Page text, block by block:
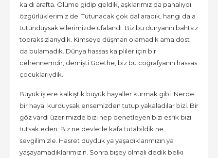
kaldı arafta. Ölüme gidip geldik, aşklarımız da pahalıydı
özgürlüklerimiz de. Tutunacak çok dal aradık, hangi dala
tutunduysak ellerimizde ufalandı. Biz bu dünyanın bahtsız
topraksızlarıydık. Kimseye düşman olamadık ama dost
da bulamadık. Dünya hassas kalpliler için bir
cehennemdir, demişti Goethe, biz bu coğrafyanın hassas
çocuklarıydık.
Büyük işlere kalkıştık büyük hayaller kurmak gibi. Nerde
bir hayal kurduysak ensemizden tutup yakaladılar bizi. Bir
göz vardı üzerimizde bizi hep denetleyen bizi esrik bizi
tutsak eden. Biz ne devletle kafa tutabildik ne
sevgilimizle. Hasret duyduk ya yaşadıklarımızın ya
yaşayamadıklarımızın. Sonra bişey olmalı dedik belki